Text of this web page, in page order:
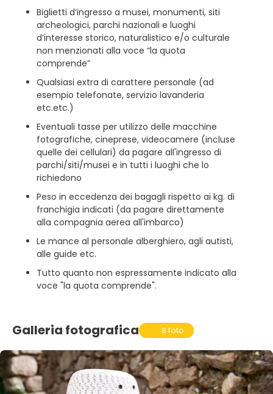
Biglietti d’ingresso a musei, monumenti, siti
archeologici, parchi nazionali e luoghi
d’interesse storico, naturalistico e/o culturale
non menzionati alla voce “la quota
comprende”
Qualsiasi extra di carattere personale (ad
esempio telefonate, servizio lavanderia
etc.etc.)
Eventuali tasse per utilizzo delle macchine
fotografiche, cineprese, videocamere (incluse
quelle dei cellulari) da pagare all'ingresso di
parchi/siti/musei e in tutti i luoghi che lo
richiedono
Peso in eccedenza dei bagagli rispetto ai kg. di
franchigia indicati (da pagare direttamente
alla compagnia aerea all'imbarco)
Le mance al personale alberghiero, agli autisti,
alle guide etc.
Tutto quanto non espressamente indicato alla
voce "la quota comprende".
Galleria fotografica 8 foto